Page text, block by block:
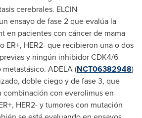
cerebrales. ELCIN
ensayo de fase 2 que evalúa la
en pacientes con cáncer de mama
ER+, HER2- que recibieron una o dos
y ningún inhibidor CDK4/6
ADELA (NCT06382948)
doble ciego y de fase 3, que
combinación con everolimus en
HER2- y tumores con mutación